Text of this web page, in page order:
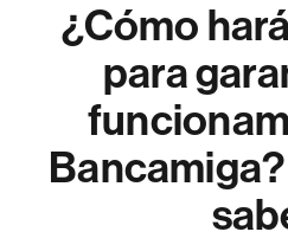
¿Cómo
para